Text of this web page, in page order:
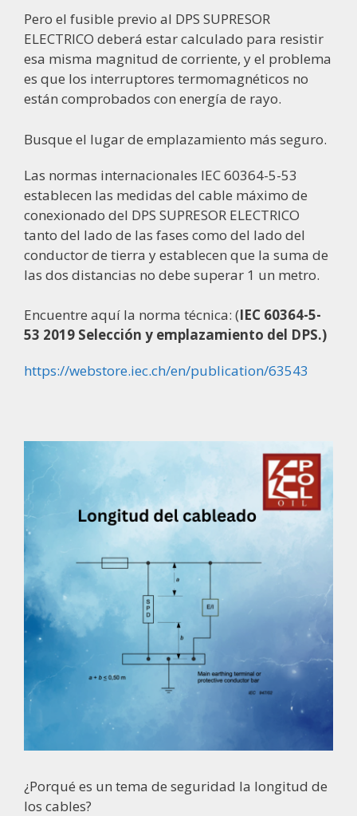
Pero el fusible previo al DPS SUPRESOR
ELECTRICO deberá estar calculado para resistir
esa misma magnitud de corriente, y el problema
es que los interruptores termomagnéticos no
están comprobados con energía de rayo.
Busque el lugar de emplazamiento más seguro.
Las normas internacionales IEC 60364-5-53
establecen las medidas del cable máximo de
conexionado del DPS SUPRESOR ELECTRICO
tanto del lado de las fases como del lado del
conductor de tierra y establecen que la suma de
las dos distancias no debe superar 1 un metro.
Encuentre aquí la norma técnica: (IEC 60364-5-
53 2019 Selección y emplazamiento del DPS.)
https://webstore.iec.ch/en/publication/63543
¿Porqué es un tema de seguridad la longitud de
los cables?